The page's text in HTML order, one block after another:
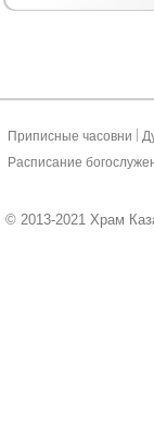
Приписные часовни
Расписание
© 2013-2021 Храм